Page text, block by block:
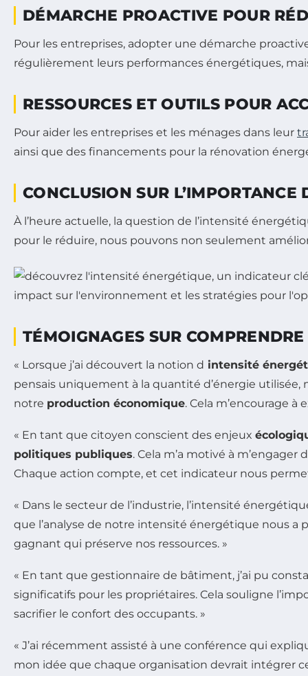
DÉMARCHE PROACTIVE POUR
Pour les entreprises, adopter une démarche
régulièrement leurs performances énergétiques,
RESSOURCES ET OUTILS POUR
Pour aider les entreprises et les ménages dans leur
ainsi que des financements pour la rénovation
CONCLUSION SUR L’IMPORTANCE
À l’heure actuelle, la question de l’intensité
pour le réduire, nous pouvons non seulement
TÉMOIGNAGES SUR
« Lorsque j’ai découvert la notion d intensité
pensais uniquement à la quantité d’énergie
notre production économique. Cela m’encourage
« En tant que citoyen conscient des enjeux
politiques publiques. Cela m’a motivé à
Chaque action compte, et cet indicateur nous
« Dans le secteur de l’industrie, l’intensité
que l’analyse de notre intensité énergétique nous
gagnant qui préserve nos ressources. »
« En tant que gestionnaire de bâtiment, j’ai pu
significatifs pour les propriétaires. Cela souligne
sacrifier le confort des occupants. »
« J’ai récemment assisté à une conférence qui
mon idée que chaque organisation devrait intégrer